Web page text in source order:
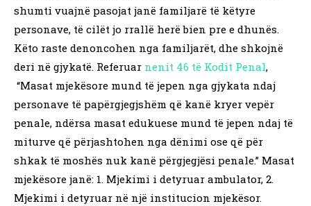
shumti vuajnë pasojat janë familjarë të këtyre
personave, të cilët jo rrallë herë bien pre e dhunës.
Këto raste denoncohen nga familjarët, dhe shkojnë
deri në gjykatë. Referuar nenit 46 të Kodit Penal,
“Masat mjekësore mund të jepen nga gjykata ndaj
personave të papërgjegjshëm që kanë kryer vepër
penale, ndërsa masat edukuese mund të jepen ndaj të
miturve që përjashtohen nga dënimi ose që për
shkak të moshës nuk kanë përgjegjësi penale.” Masat
mjekësore janë: 1. Mjekimi i detyruar ambulator, 2.
Mjekimi i detyruar në një institucion mjekësor.